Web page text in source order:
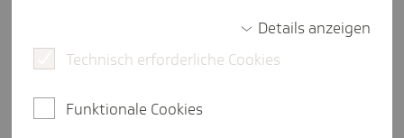
In der aktuellen #Chefinsache schildert Manon
Leistungsbereich.
Details anzeigen
Technisch erforderliche Cookies
Funktionale Cookies